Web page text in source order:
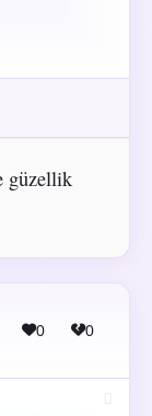
güzellik
0 0